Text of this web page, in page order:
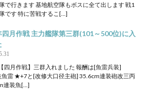
で行きます 基地航空隊もボスに全て出します 戦1
です 特に苦戦するこ[…]
四月作戦 主力艦隊第三群(101～500位)に入
四月作戦】三群入れました 報酬は[魚雷兵装]
雷 ★+7と[改修大口径主砲] 35.6cm連装砲改三丙
連装魚[…]